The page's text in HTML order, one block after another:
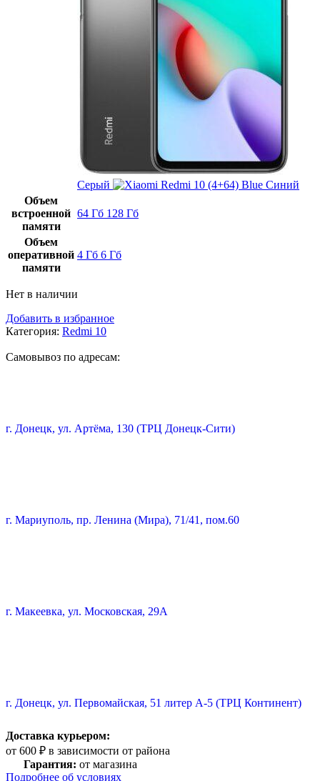
Серый
Синий
Объем
встроенной
памяти
64 Гб 128 Гб
Объем
оперативной
памяти
4 Гб 6 Гб
Нет в наличии
Добавить в избранное
Категория: Redmi 10
Самовывоз по адресам:
г. Донецк, ул. Артёма, 130 (ТРЦ Донецк-Сити)
г. Мариуполь, пр. Ленина (Мира), 71/41, пом.60
г. Макеевка, ул. Московская, 29А
г. Донецк, ул. Первомайская, 51 литер А-5 (ТРЦ Континент)
Доставка курьером:
от 600 ₽ в зависимости от района
Гарантия: от магазина
Подробнее об условиях